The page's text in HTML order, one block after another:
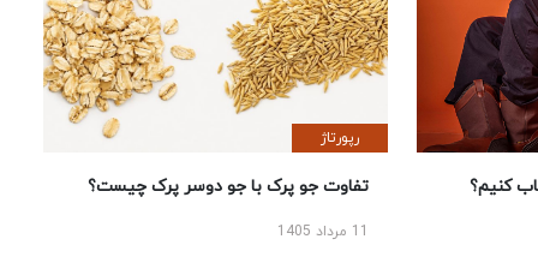
کنیم؟
رپورتاژ
تفاوت جو پرک با جو دوسر پرک چیست؟